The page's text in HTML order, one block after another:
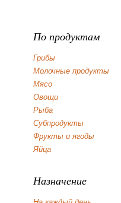
По продуктам
Грибы
Молочные продукты
Мясо
Овощи
Рыба
Субпродукты
Фрукты и ягоды
Яйца
Назначение